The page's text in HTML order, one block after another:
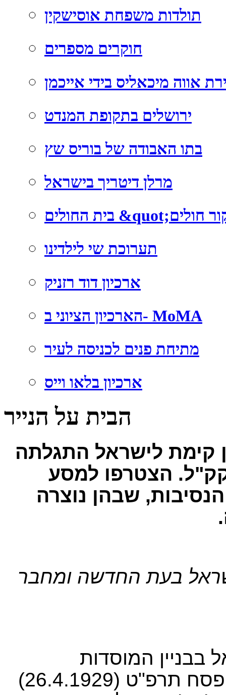
תולדות משפחת אוסישקין
חוקרים מספרים
אווה מיכאליס בידי אייכמן
ירושלים בתקופת המנדט
בתו האבודה של בוריס שץ
מרלן דיטריך בישראל
תערוכת שי לילדינו
ארכיון דוד רזניק
הארכיון הציוני ב- MoMA
מתיחת פנים לכניסה לעיר
ארכיון בלאו וייס
הבית על הנייר
קימת לישראל התגלתה
קק"ל. הצטרפו למסע
שבהן נוצרה
בעת החדשה ומחבר
בבניין המוסדות
הלאומיים הונחה בא' חול המועד פסח תרפ"ט (26.4.1929)